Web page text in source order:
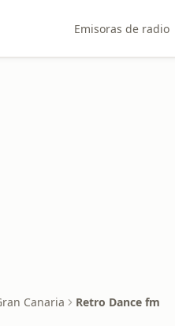
Emisoras de radio
Canaria Retro Dance fm